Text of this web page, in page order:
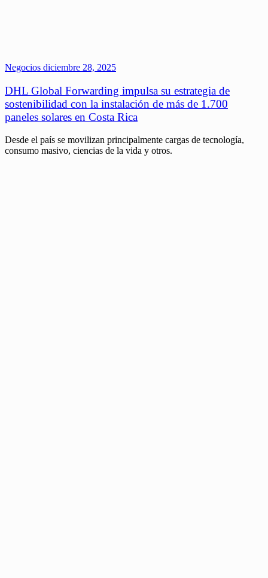
Negocios diciembre 28, 2025
DHL Global Forwarding impulsa su estrategia de
sostenibilidad con la instalación de más de 1.700
paneles solares en Costa Rica
Desde el país se movilizan principalmente cargas de tecnología,
consumo masivo, ciencias de la vida y otros.